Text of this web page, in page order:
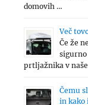
domovih …
Več
Če že
sigurno
prtljažnika v
Čemu
in kako